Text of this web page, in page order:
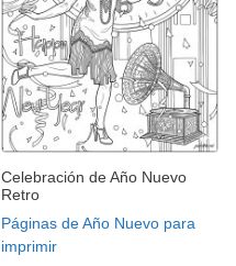
Celebración de Año Nuevo
Retro
Páginas de Año Nuevo para
imprimir